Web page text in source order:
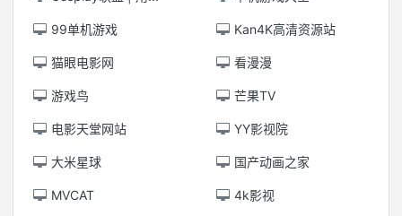
99单机游戏 Kan4K高清资源站
猫眼电影网 看漫漫
游戏鸟 芒果TV
电影天堂网站 YY影视院
大米星球 国产动画之家
MVCAT 4k影视